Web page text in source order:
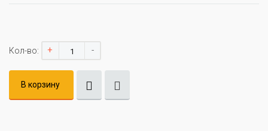
Кол-во: + -
В корзину